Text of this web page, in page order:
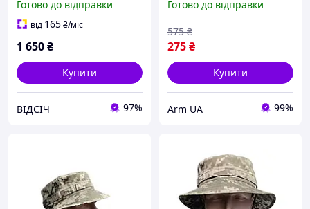
бойовий ремінь для
спорядження та
Готово до відправки
від 165₴/міс
1 650₴
Купити
ВІДСІЧ 97%
ремінь тактичний олива,
Готово до відправки
275₴
575 ₴
Купити
Arm UA 99%